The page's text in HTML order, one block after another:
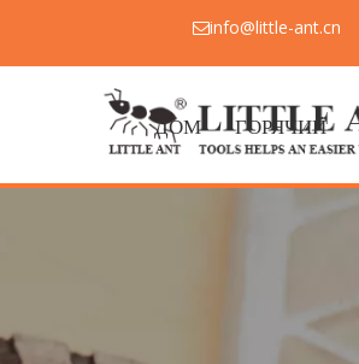
info@little-ant.cn
ДОМ ГОРЯЧИЙ